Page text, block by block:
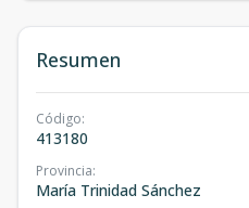
Resumen
Código:
413180
Provincia:
María Trinidad Sánchez